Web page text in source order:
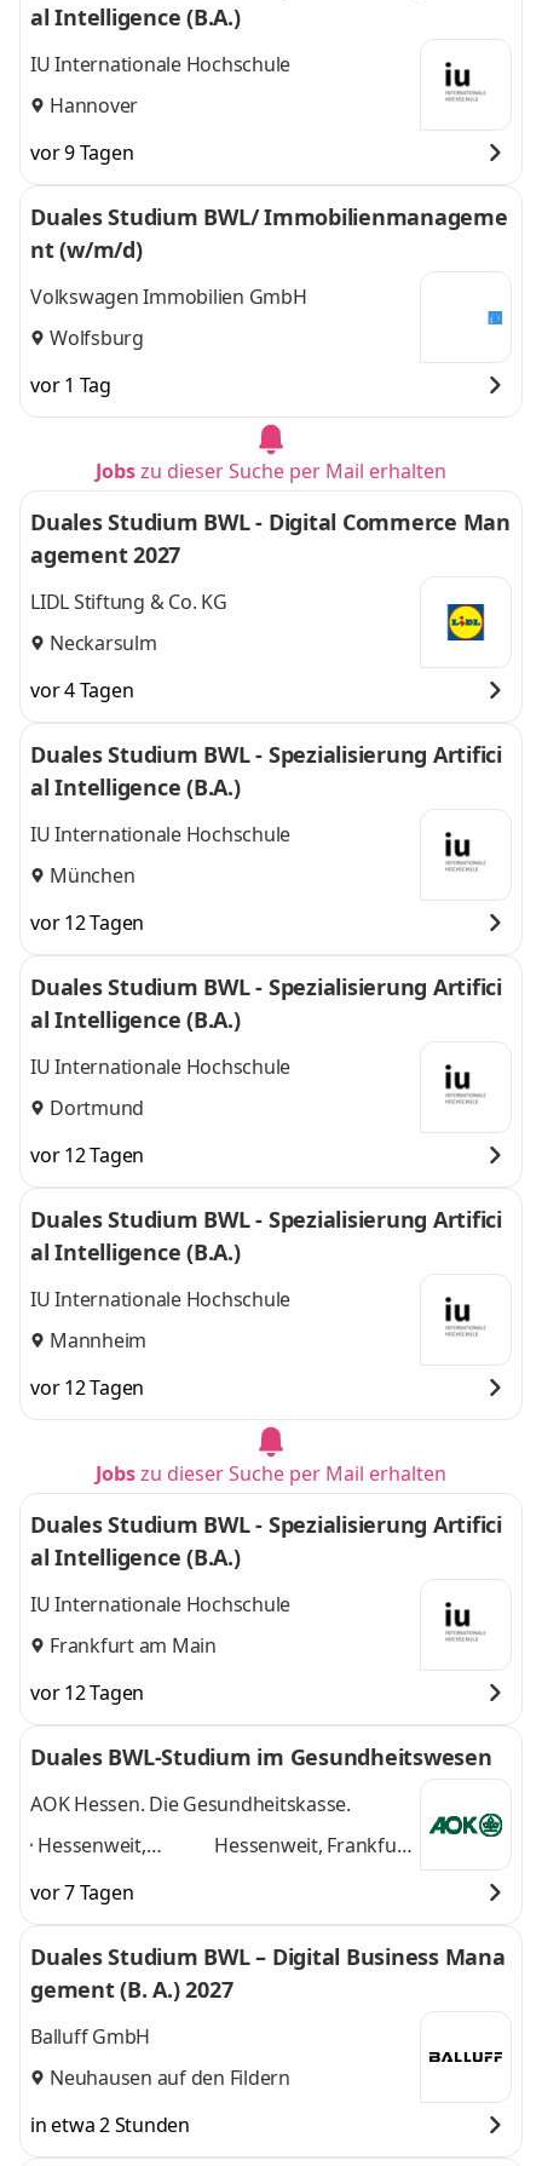
al Intelligence (B.A.)
IU Internationale Hochschule
Hannover
vor 9 Tagen
Duales Studium BWL/ Immobilienmanageme
nt (w/m/d)
Volkswagen Immobilien GmbH
Wolfsburg
vor 1 Tag
Jobszu dieser Suche per Mail erhalten
Duales Studium BWL - Digital Commerce Man
agement 2027
LIDL Stiftung & Co. KG
Neckarsulm
vor 4 Tagen
Duales Studium BWL - Spezialisierung Artifici
al Intelligence (B.A.)
IU Internationale Hochschule
München
vor 12 Tagen
Duales Studium BWL - Spezialisierung Artifici
al Intelligence (B.A.)
IU Internationale Hochschule
Dortmund
vor 12 Tagen
Duales Studium BWL - Spezialisierung Artifici
al Intelligence (B.A.)
IU Internationale Hochschule
Mannheim
vor 12 Tagen
Jobszu dieser Suche per Mail erhalten
Duales Studium BWL - Spezialisierung Artifici
al Intelligence (B.A.)
IU Internationale Hochschule
Frankfurt am Main
vor 12 Tagen
Duales BWL-Studium im Gesundheitswesen
AOK Hessen. Die Gesundheitskasse.
Hessenweit,
Darmstadt, Kassel,
Gießen, Dieburg,
Hanau, Wiesbaden,
Marburg,
Hessenweit, Frankfurt
Dieburg, Hanau,
Wiesbaden, Marburg
und 6 weitere
vor 7 Tagen
Duales Studium BWL – Digital Business Mana
gement (B. A.) 2027
Balluff GmbH
Neuhausen auf den Fildern
in etwa 2 Stunden